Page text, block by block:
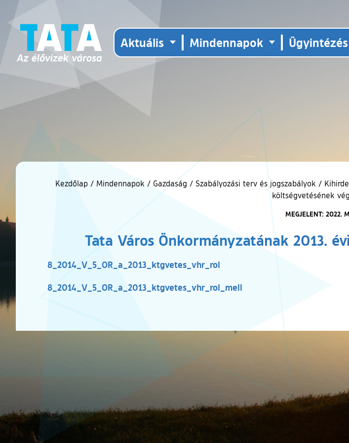
Aktuális Mindennapok Ügyintézés
Kezdőlap / Mindennapok / Gazdaság / Szabályozási terv és jogszabályok /
költségvetésének
MEGJELENT: 2022.
Tata Város Önkormányzatának 2013.
8_2014_V_5_OR_a_2013_ktgvetes_vhr_rol
8_2014_V_5_OR_a_2013_ktgvetes_vhr_rol_mell